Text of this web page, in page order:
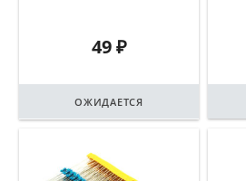
49₽
ОЖИДАЕТСЯ